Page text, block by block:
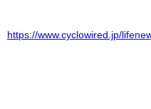
https://www.cyclowired.jp/